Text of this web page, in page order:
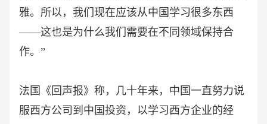
雅。所以，我们现在应该从中国学习很多东西
——这也是为什么我们需要在不同领域保持合
作。”
法国《回声报》称，几十年来，中国一直努力说
服西方公司到中国投资，以学习西方企业的经